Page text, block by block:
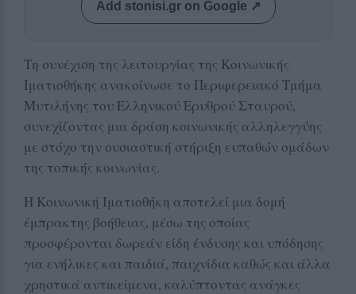
Add stonisi.gr on Google ↗
Τη συνέχιση της λειτουργίας της Κοινωνικής
Ιματιοθήκης ανακοίνωσε το Περιφερειακό Τμήμα
Μυτιλήνης του Ελληνικού Ερυθρού Σταυρού,
συνεχίζοντας μια δράση κοινωνικής αλληλεγγύης
με στόχο την ουσιαστική στήριξη ευπαθών ομάδων
της τοπικής κοινωνίας.
Η Κοινωνική Ιματιοθήκη αποτελεί μια δομή
έμπρακτης βοήθειας, μέσω της οποίας
προσφέρονται δωρεάν είδη ένδυσης και υπόδησης
για ενήλικες και παιδιά, παιχνίδια καθώς και άλλα
χρηστικά αντικείμενα, καλύπτοντας ανάγκες